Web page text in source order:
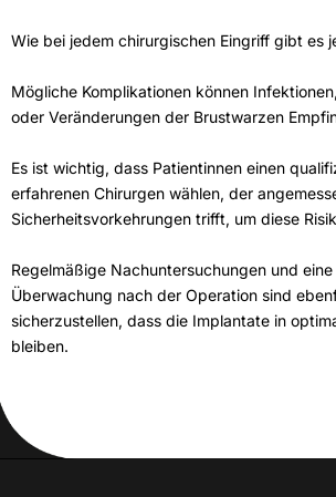
Wie bei jedem chirurgischen Eingriff gibt es
Mögliche Komplikationen können
oder Veränderungen der Brustwarzen
Es ist wichtig, dass Patientinnen einen
erfahrenen Chirurgen wählen, der
Sicherheitsvorkehrungen trifft, um diese
Regelmäßige Nachuntersuchungen und
Überwachung nach der Operation sind
sicherzustellen, dass die Implantate in
bleiben.